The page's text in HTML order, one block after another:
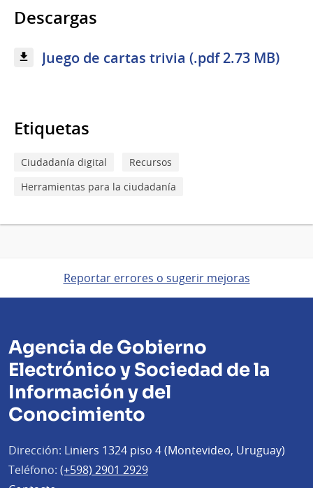
Descargas
Juego de cartas trivia (.pdf 2.73 MB)
Etiquetas
Ciudadanía digital
Recursos
Herramientas para la ciudadanía
Reportar errores o sugerir mejoras
Agencia de Gobierno
Electrónico y Sociedad de la
Información y del
Conocimiento
Dirección: Liniers 1324 piso 4 (Montevideo, Uruguay)
Teléfono: (+598) 2901 2929